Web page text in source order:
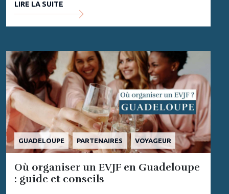
LIRE LA SUITE
GUADELOUPE PARTENAIRES VOYAGEUR
Où organiser un EVJF en Guadeloupe
: guide et conseils